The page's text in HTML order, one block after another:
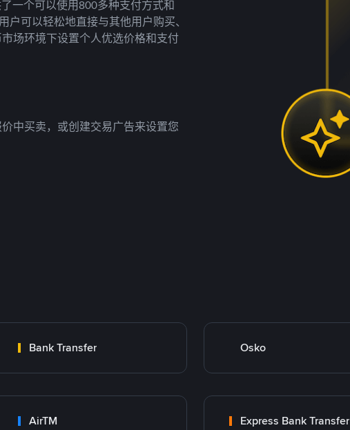
一个可以使用800多种支付方式和
可以轻松地直接与其他用户购买、
场环境下设置个人优选价格和支付
中买卖，或创建交易广告来设置您
Bank Transfer Osko
AirTM Express Bank Transfer